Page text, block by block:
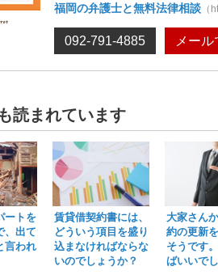
福岡の弁護士と無料法律相談（
092-791-4885 メー
読まれています
ートを
、出て
言われ
賃貸借契約書には、
どういう項目を盛り
込まなければならな
いのでしょうか？
大家さん
約の更新
そうです
ばいいで